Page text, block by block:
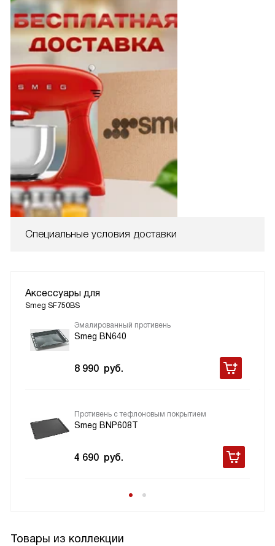
Специальные условия доставки
Аксессуары для
Smeg SF750BS
Эмалированный противень
Smeg BN640
8 990 руб.
Противень с тефлоновым покрытием
Smeg BNP608T
4 690 руб.
Товары из коллекции